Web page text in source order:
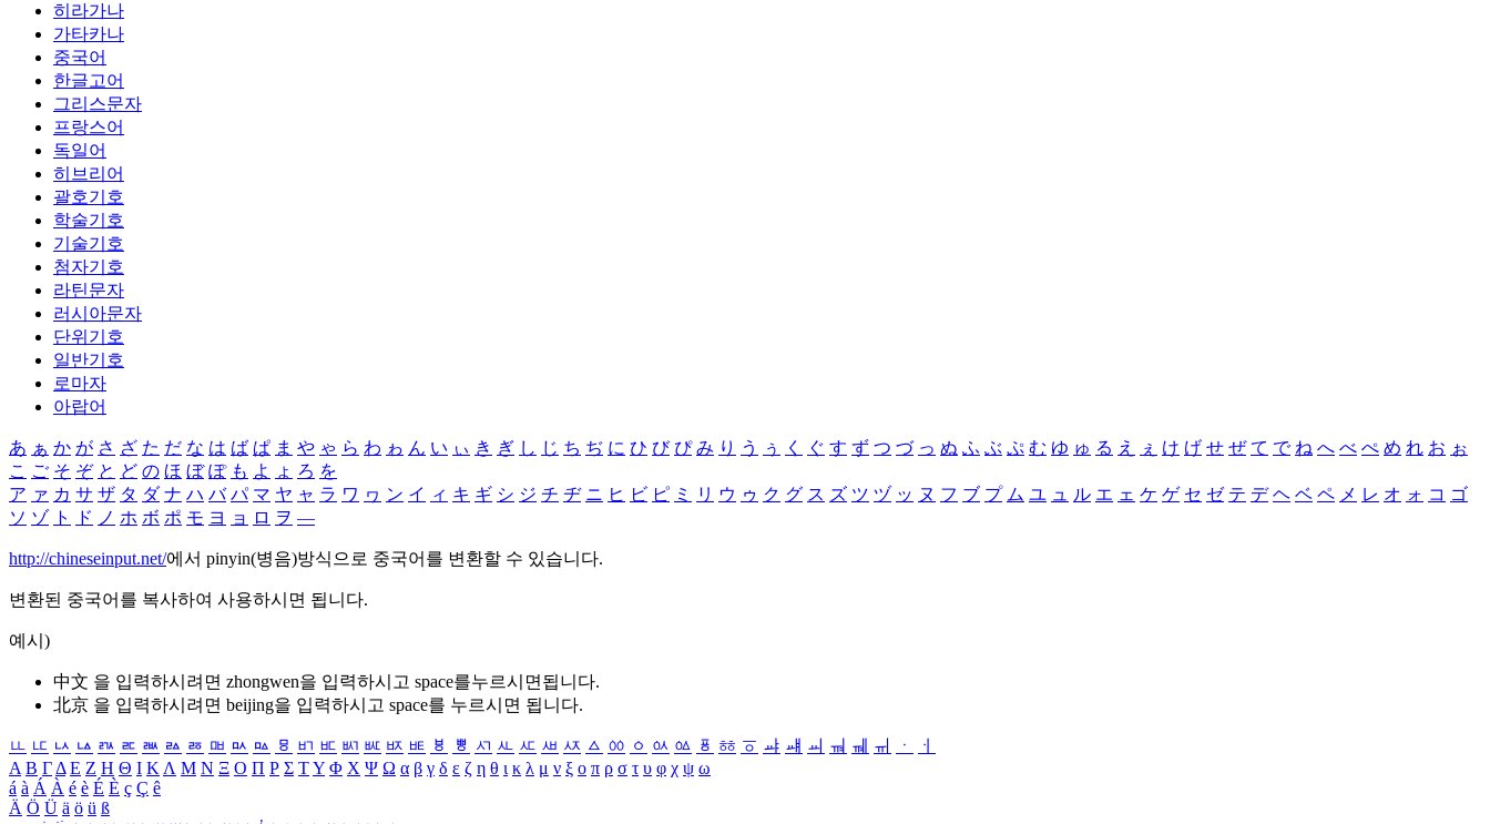
히라가나
가타카나
중국어
한글고어
그리스문자
프랑스어
독일어
히브리어
괄호기호
학술기호
기술기호
첨자기호
라틴문자
러시아문자
단위기호
일반기호
로마자
아랍어
あ ぁ か が さ ざ た だ な は ば ぱ ま や ゃ ら わ ゎ ん い ぃ き ぎ し じ ち ぢ に ひ び ぴ み り う ぅ く ぐ す ず つ づ っ ぬ ふ ぶ ぷ む ゆ ゅ る え ぇ け げ せ ぜ て で ね へ べ ぺ め れ お ぉ
こ ご そ ぞ と ど の ほ ぼ ぽ も よ ょ ろ を
ア ァ カ サ ザ タ ダ ナ ハ バ パ マ ヤ ャ ラ ワ ヮ ン イ ィ キ ギ シ ジ チ ヂ ニ ヒ ビ ピ ミ リ ウ ゥ ク グ ス ズ ツ ヅ ッ ヌ フ ブ プ ム ユ ュ ル エ ェ ケ ゲ セ ゼ テ デ ヘ ベ ペ メ レ オ ォ コ ゴ
ソ ゾ ト ド ノ ホ ボ ポ モ ヨ ョ ロ ヲ ―
http://chineseinput.net/에서 pinyin(병음)방식으로 중국어를 변환할 수 있습니다.
변환된 중국어를 복사하여 사용하시면 됩니다.
예시)
中文 을 입력하시려면 zhongwen을 입력하시고 space를누르시면됩니다.
北京 을 입력하시려면 beijing을 입력하시고 space를 누르시면 됩니다.
ㅥ ㅦ ㅧ ㅨ ㅩ ㅪ ㅫ ㅬ ㅭ ㅮ ㅯ ㅰ ㅱ ㅲ ㅳ ㅴ ㅵ ㅶ ㅷ ㅸ ㅹ ㅺ ㅻ ㅼ ㅽ ㅾ ㅿ ㆀ ㆁ ㆂ ㆃ ㆄ ㆅ ㆆ ㆇ ㆈ ㆉ ㆊ ㆋ ㆌ ㆍ
ㆎ
Α Β ΓΔ Ε Ζ Η Θ Ι ΚΛ Μ Ν Ξ Ο Π Ρ Σ ΤΥ Φ Χ Ψ Ω α β γ δ ε ζ η θ ι κ λ μ ν ξ ο π ρ σ τ υ φ χ ψ ω
á à Á À é è É È ç Ç ê
Ä Ö Ü ä ö ü ß